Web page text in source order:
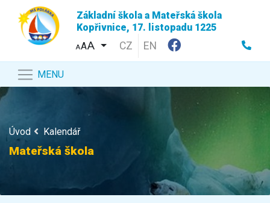
Základní škola a Mateřská škola
Kopřivnice, 17. listopadu 1225
AA CZ EN
MENU
Úvod Kalendář
Mateřská škola